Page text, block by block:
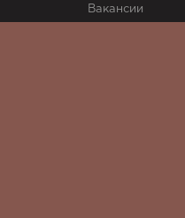
Вакансии